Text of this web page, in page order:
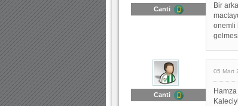
Canti
Bir
onemli
Canti
05 Mart